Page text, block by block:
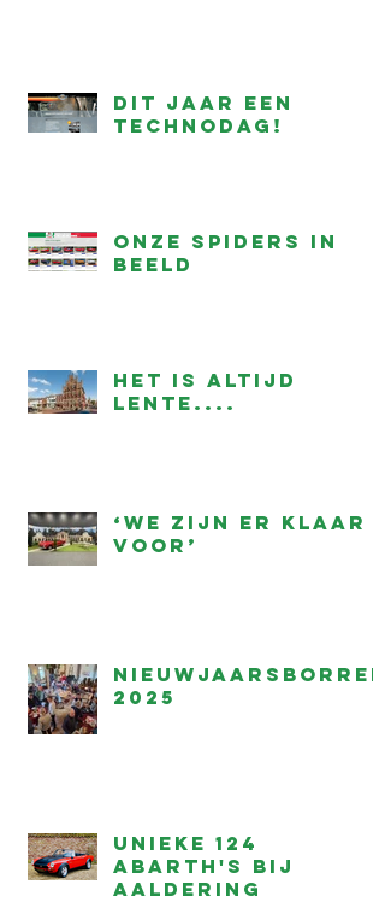
Dit jaar een
technodag!
onze Spiders in
beeld
Het is altijd
lente....
‘We zijn er klaar
voor’
Nieuwjaarsborrel
2025
Unieke 124
Abarth's bij
Aaldering